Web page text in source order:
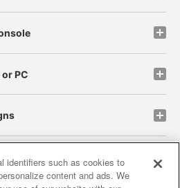
PC
site policy privacy policy
identifiers such as cookies to
content and ads. We